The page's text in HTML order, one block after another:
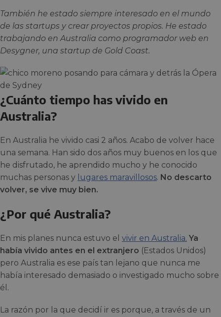
También he estado siempre interesado en el mundo
de las startups y crear proyectos propios. He estado
trabajando en Australia como programador web en
Desygner, una startup de Gold Coast.
¿Cuánto tiempo has vivido en
Australia?
En Australia he vivido casi 2 años. Acabo de volver hace
una semana. Han sido dos años muy buenos en los que
he disfrutado, he aprendido mucho y he conocido
muchas personas y lugares maravillosos. No descarto
volver, se vive muy bien.
¿Por qué Australia?
En mis planes nunca estuvo el vivir en Australia. Ya
había vivido antes en el extranjero (Estados Unidos)
pero Australia es ese país tan lejano que nunca me
había interesado demasiado o investigado mucho sobre
él.
La razón por la que decidí ir es porque, a través de un